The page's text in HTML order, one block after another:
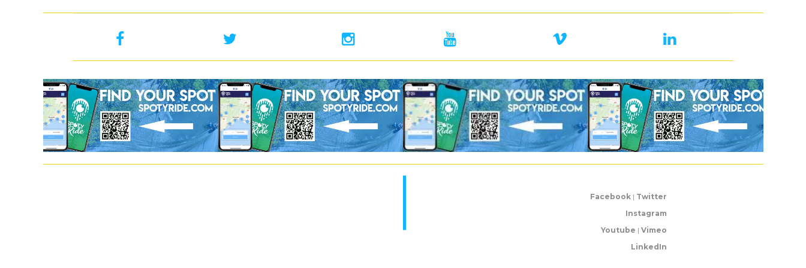
Facebook | Twitter
Instagram
Youtube | Vimeo
LinkedIn